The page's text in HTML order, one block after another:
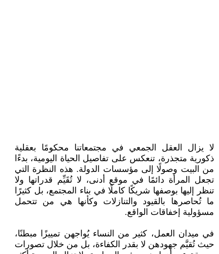
لا يزال العقل الجمعي في مجتمعاتنا محكومًا بعقلية
ذكورية متجذرة، تنعكس على تفاصيل الحياة اليومية، بدءًا
من البيت وصولًا إلى مؤسسات الدولة. هذه النظرة التي
تجعل المرأة دائمًا في موقع أدنى، لا تُقَيِّم قدراتها ولا
تنظر إليها بوصفها شريكًا كاملًا في بناء المجتمع، بل كثيرًا
ما تُحاصرها بالقيود والتنازلات وكأنها هي من تتحمل
مسؤولية إخفاقات الواقع.
في ميدان العمل، كثير من النساء يُواجهن تمييزًا مبطنًا،
حيث تُقيَّم جهودهن لا بقدر الكفاءة، بل من خلال تصورات